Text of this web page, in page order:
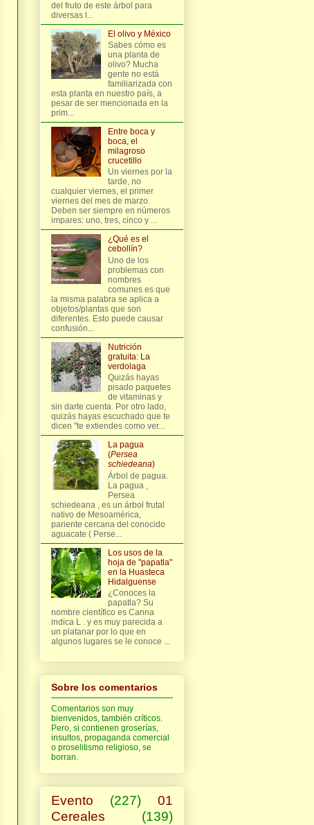
del fruto de este árbol para
diversas l...
El olivo y México
Sabes cómo es
una planta de
olivo? Mucha
gente no está
familiarizada con
esta planta en nuestro país, a
pesar de ser mencionada en la
prim...
Entre boca y
boca, el
milagroso
crucetillo
Un viernes por la
tarde, no
cualquier viernes, el primer
viernes del mes de marzo.
Deben ser siempre en números
impares: uno, tres, cinco y ...
¿Qué es el
cebollín?
Uno de los
problemas con
nombres
comunes es que
la misma palabra se aplica a
objetos/plantas que son
diferentes. Esto puede causar
confusión...
Nutrición
gratuita: La
verdolaga
Quizás hayas
pisado paquetes
de vitaminas y
sin darte cuenta. Por otro lado,
quizás hayas escuchado que te
dicen "te extiendes como ver...
La pagua
(Persea
schiedeana)
Árbol de pagua.
La pagua ,
Persea
schiedeana , es un árbol frutal
nativo de Mesoamérica,
pariente cercana del conocido
aguacate ( Perse...
Los usos de la
hoja de "papatla"
en la Huasteca
Hidalguense
¿Conoces la
papatla? Su
nombre científico es Canna
indica L . y es muy parecida a
un platanar por lo que en
algunos lugares se le conoce ...
Sobre los comentarios
Comentarios son muy
bienvenidos, también críticos.
Pero, si contienen groserías,
insultos, propaganda comercial
o proselitismo religioso, se
borran.
Evento (227)
01
Cereales
(139)